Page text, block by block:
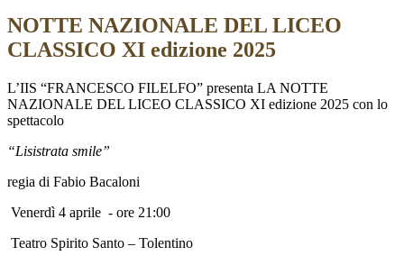
NOTTE NAZIONALE DEL LICEO
CLASSICO XI edizione 2025
L’IIS “FRANCESCO FILELFO” presenta LA NOTTE
NAZIONALE DEL LICEO CLASSICO XI edizione 2025 con lo
spettacolo
“Lisistrata smile”
regia di Fabio Bacaloni
Venerdì 4 aprile - ore 21:00
Teatro Spirito Santo – Tolentino